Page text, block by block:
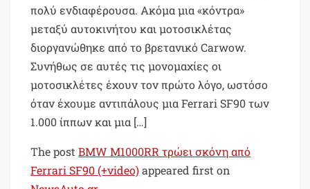
πολύ ενδιαφέρουσα. Ακόμα μια «κόντρα»
μεταξύ αυτοκινήτου και μοτοσικλέτας
διοργανώθηκε από το βρετανικό Carwow.
Συνήθως σε αυτές τις μονομαχίες οι
μοτοσικλέτες έχουν τον πρώτο λόγο, ωστόσο
όταν έχουμε αντιπάλους μια Ferrari SF90 των
1.000 ίππων και μια […]
The postBMW M1000RR τρώει σκόνη από
Ferrari SF90 (+video)appeared first on